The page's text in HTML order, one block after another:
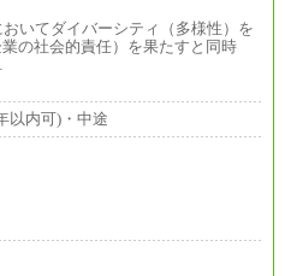
いてダイバーシティ（多様性）を
の社会的責任）を果たすと同時
以内可)・中途